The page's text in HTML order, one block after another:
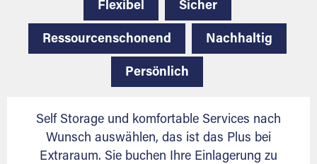
Flexibel Sicher
Ressourcenschonend Nachhaltig
Persönlich
Self Storage und komfortable Services nach
Wunsch auswählen, das ist das Plus bei
Extraraum. Sie buchen Ihre Einlagerung zu